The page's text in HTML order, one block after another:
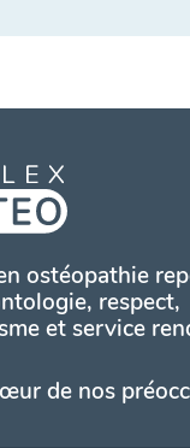
ostéopathie
respect,
et service
de nos